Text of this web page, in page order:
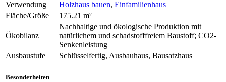
Verwendung
Holzhaus bauen, Einfamilienhaus
Fläche/Größe
175.21 m²
Ökobilanz
Nachhaltige und ökologische Produktion mit
natürlichem und schadstofffreiem Baustoff; CO2-
Senkenleistung
Ausbaustufe
Schlüsselfertig, Ausbauhaus, Bausatzhaus
Besonderheiten